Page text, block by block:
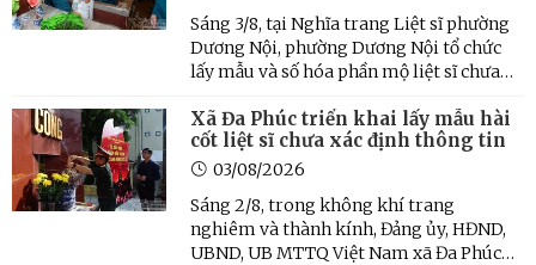
Sáng 3/8, tại Nghĩa trang Liệt sĩ phường
Dương Nội, phường Dương Nội tổ chức
lấy mẫu và số hóa phần mộ liệt sĩ chưa
tác giám định ADN theo kế hoạch của
thành phố Hà Nội.
Xã Đa Phúc triển khai lấy mẫu hài
cốt liệt sĩ chưa xác định thông tin
03/08/2026
Sáng 2/8, trong không khí trang
nghiêm và thành kính, Đảng ủy, HĐND,
UBND, UB MTTQ Việt Nam xã Đa Phúc